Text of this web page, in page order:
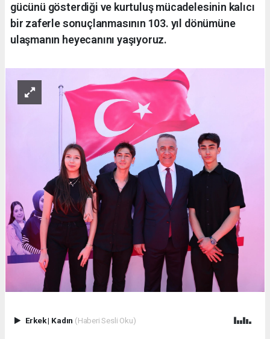
gücünü gösterdiği ve kurtuluş mücadelesinin kalıcı
bir zaferle sonuçlanmasının 103. yıl dönümüne
ulaşmanın heyecanını yaşıyoruz.
Erkek| Kadın (Haberi Sesli Oku)